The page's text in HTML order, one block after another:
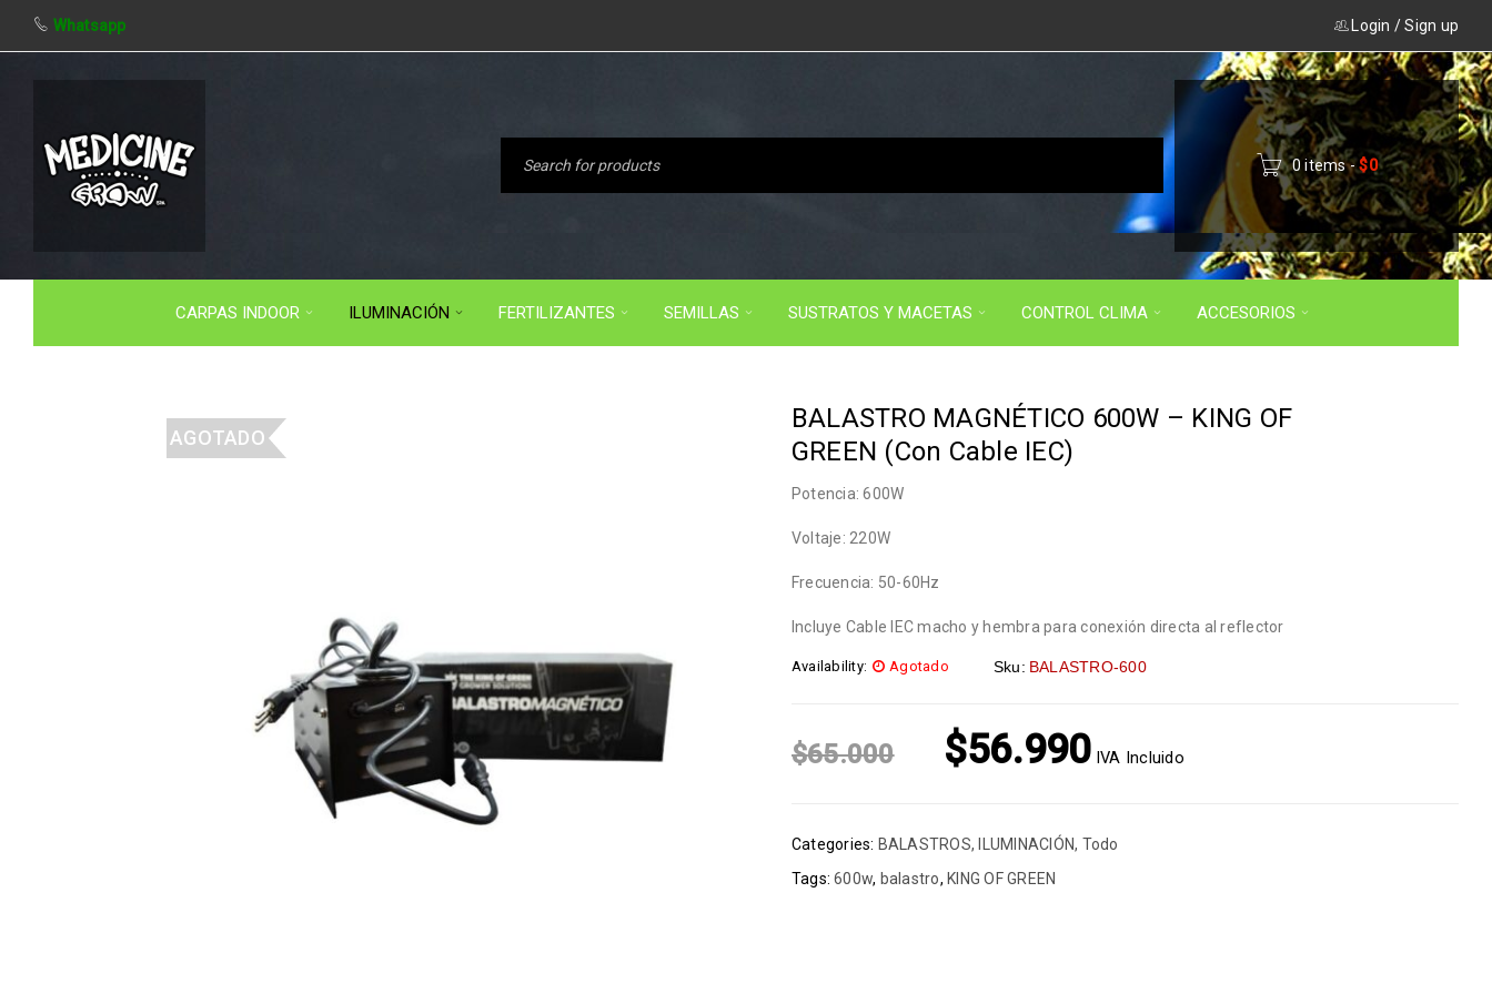
Whatsapp Login /Sign up
0 items - $0
CARPAS INDOOR ILUMINACIÓN FERTILIZANTES SEMILLAS SUSTRATOS Y MACETAS CONTROL CLIMA ACCESORIOS
AGOTADO
BALASTRO MAGNÉTICO 600W – KING OF
GREEN (Con Cable IEC)
Potencia: 600W
Voltaje: 220W
Frecuencia: 50-60Hz
Incluye Cable IEC macho y hembra para conexión directa al reflector
Availability: Agotado Sku: BALASTRO-600
$65.000 $56.990 IVA Incluido
Categories: BALASTROS, ILUMINACIÓN, Todo
Tags: 600w, balastro, KING OF GREEN